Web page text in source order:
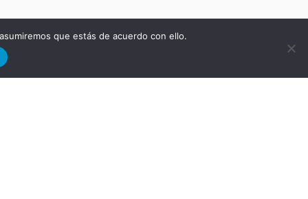
que estás de acuerdo con ello.